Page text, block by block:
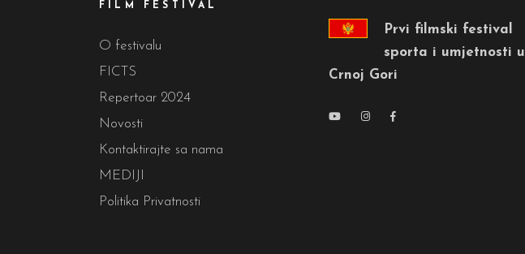
FILM FESTIVAL
O festivalu
FICTS
Repertoar 2024
Novosti
Kontaktirajte sa nama
MEDIJI
Politika Privatnosti
Prvi filmski festival
sporta i umjetnosti u
Crnoj Gori